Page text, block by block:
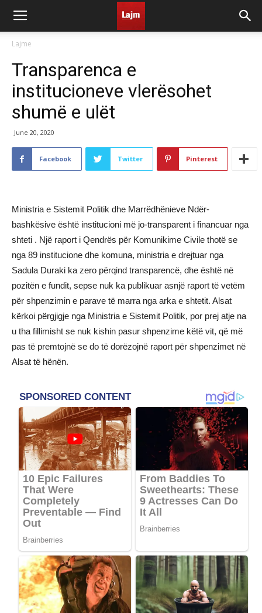
Lajme
Transparenca e
institucioneve vlerësohet
shumë e ulët
June 20, 2020
Facebook Twitter Pinterest
Ministria e Sistemit Politik dhe Marrëdhënieve Ndër-
bashkësive është institucioni më jo-transparent i financuar nga
shteti . Një raport i Qendrës për Komunikime Civile thotë se
nga 89 institucione dhe komuna, ministria e drejtuar nga
Sadula Duraki ka zero përqind transparencë, dhe është në
pozitën e fundit, sepse nuk ka publikuar asnjë raport të vetëm
për shpenzimin e parave të marra nga arka e shtetit. Alsat
kërkoi përgjigje nga Ministria e Sistemit Politik, por prej atje na
u tha fillimisht se nuk kishin pasur shpenzime këtë vit, që më
pas të premtojnë se do të dorëzojnë raport për shpenzimet në
Alsat të hënën.